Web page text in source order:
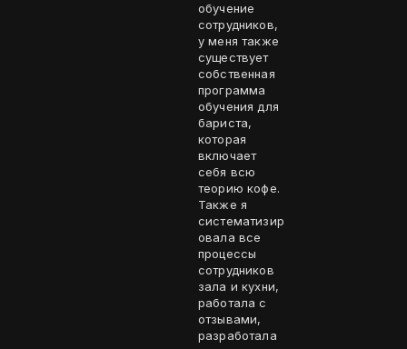
обучение
сотрудников,
у меня также
существует
собственная
программа
обучения для
бариста,
которая
включает
себя всю
теорию кофе.
Также я
систематизир
овала все
процессы
сотрудников
зала и кухни,
работала с
отзывами,
разработала